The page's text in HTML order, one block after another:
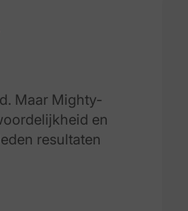
Maar Mighty-
en
resultaten